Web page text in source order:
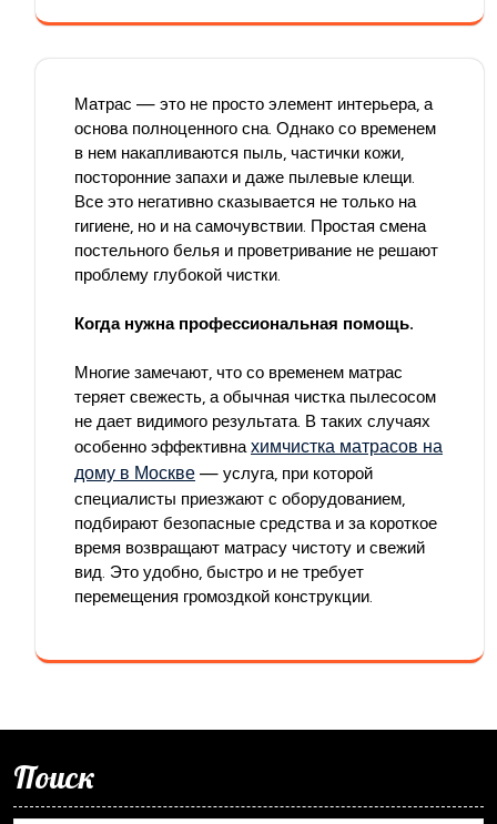
Матрас — это не просто элемент интерьера, а
основа полноценного сна. Однако со временем
в нем накапливаются пыль, частички кожи,
посторонние запахи и даже пылевые клещи.
Все это негативно сказывается не только на
гигиене, но и на самочувствии. Простая смена
постельного белья и проветривание не решают
проблему глубокой чистки.
Когда нужна профессиональная помощь.
Многие замечают, что со временем матрас
теряет свежесть, а обычная чистка пылесосом
не дает видимого результата. В таких случаях
особенно эффективнахимчистка матрасов на
дому в Москве — услуга, при которой
специалисты приезжают с оборудованием,
подбирают безопасные средства и за короткое
время возвращают матрасу чистоту и свежий
вид. Это удобно, быстро и не требует
перемещения громоздкой конструкции.
Поиск